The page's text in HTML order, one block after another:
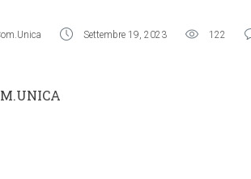
Settembre 19, 2023 122